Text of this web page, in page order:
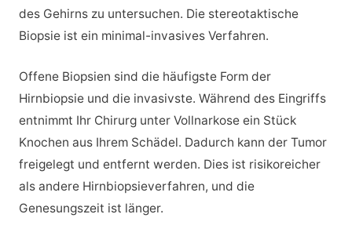
des Gehirns zu untersuchen. Die stereotaktische
Biopsie ist ein minimal-invasives Verfahren.
Offene Biopsien sind die häufigste Form der
Hirnbiopsie und die invasivste. Während des Eingriffs
entnimmt Ihr Chirurg unter Vollnarkose ein Stück
Knochen aus Ihrem Schädel. Dadurch kann der Tumor
freigelegt und entfernt werden. Dies ist risikoreicher
als andere Hirnbiopsieverfahren, und die
Genesungszeit ist länger.